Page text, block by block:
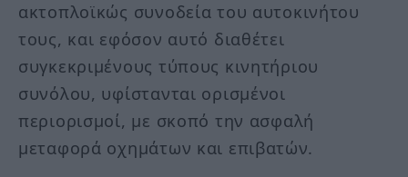
ακτοπλοϊκώς συνοδεία του αυτοκινήτου
τους, και εφόσον αυτό διαθέτει
συγκεκριμένους τύπους κινητήριου
συνόλου, υφίστανται ορισμένοι
περιορισμοί, με σκοπό την ασφαλή
μεταφορά οχημάτων και επιβατών.